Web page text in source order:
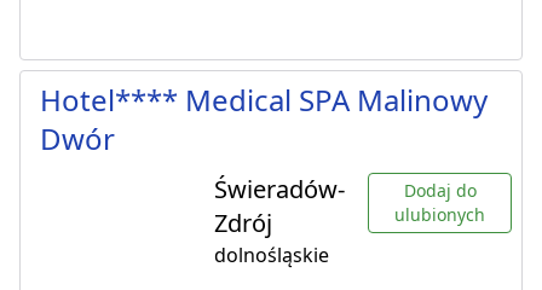
Hotel**** Medical SPA Malinowy
Dwór
Świeradów-
Zdrój
dolnośląskie
Dodaj do
ulubionych